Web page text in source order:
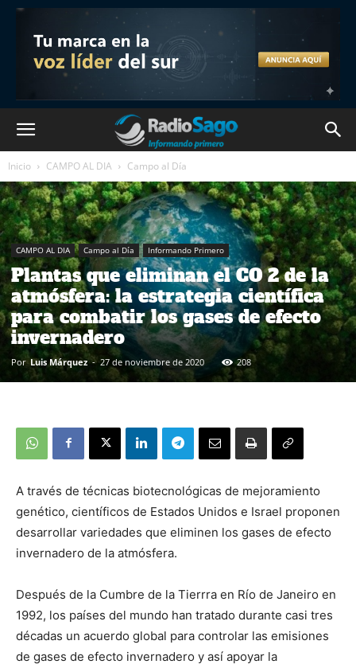
Inicio CAMPO AL DIA Campo al Día
CAMPO AL DIA Campo al Día Informando Primero
Plantas que eliminan el CO 2 de la
atmósfera: la estrategia científica
para combatir los gases de efecto
invernadero
Por Luis Márquez - 27 de noviembre de 2020 208
A través de técnicas biotecnológicas de mejoramiento
genético, científicos de Estados Unidos e Israel proponen
desarrollar variedades que eliminen los gases de efecto
invernadero de la atmósfera.
Después de la Cumbre de la Tierrra en Río de Janeiro en
1992, los países del mundo han tratado durante casi tres
décadas un acuerdo global para controlar las emisiones
de gases de efecto invernadero y así apoyar la